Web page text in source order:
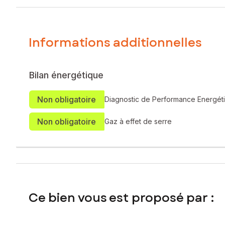
Le hangar est implanté sur un terrain plat de 8,90 ares
Ce bien présente un fort potentiel d’exploitation et
développer un projet professionnel.
Les informations sur les risques auxquels ce bien est
Informations additionnelles
Bilan énergétique
Non obligatoire Diagnostic de Performance
Non obligatoire Gaz à effet de serre
Ce bien vous est proposé par :